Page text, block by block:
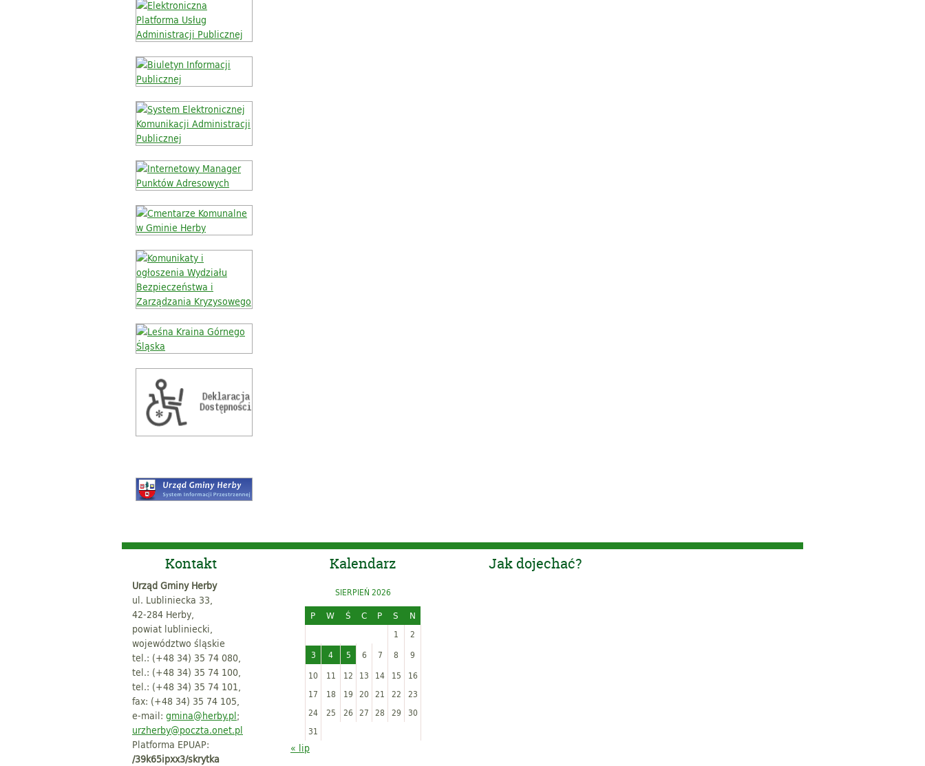
Kontakt
Urząd Gminy Herby
ul. Lubliniecka 33,
42-284 Herby,
powiat lubliniecki,
województwo śląskie
tel.: (+48 34) 35 74 080,
tel.: (+48 34) 35 74 100,
tel.: (+48 34) 35 74 101,
fax: (+48 34) 35 74 105,
e-mail: gmina@herby.pl;
urzherby@poczta.onet.pl
Platforma EPUAP:
/39k65ipxx3/skrytka
Kalendarz
SIERPIEŃ 2026
P
W Ś C P S
N
1
2
3
4 5 6 7 8
9
10
11 12 13 14 15
16
17
18 19 20 21 22
23
24
25 26 27 28 29
30
31
« lip
Jak dojechać?